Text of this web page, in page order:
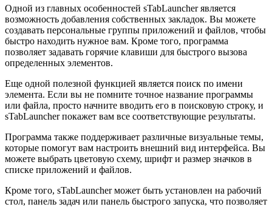
Одной из главных особенностей sTabLauncher является
возможность добавления собственных закладок. Вы можете
создавать персональные группы приложений и файлов, чтобы
быстро находить нужное вам. Кроме того, программа
позволяет задавать горячие клавиши для быстрого вызова
определенных элементов.
Еще одной полезной функцией является поиск по имени
элемента. Если вы не помните точное название программы
или файла, просто начните вводить его в поисковую строку, и
sTabLauncher покажет вам все соответствующие результаты.
Программа также поддерживает различные визуальные темы,
которые помогут вам настроить внешний вид интерфейса. Вы
можете выбрать цветовую схему, шрифт и размер значков в
списке приложений и файлов.
Кроме того, sTabLauncher может быть установлен на рабочий
стол, панель задач или панель быстрого запуска, что позволяет